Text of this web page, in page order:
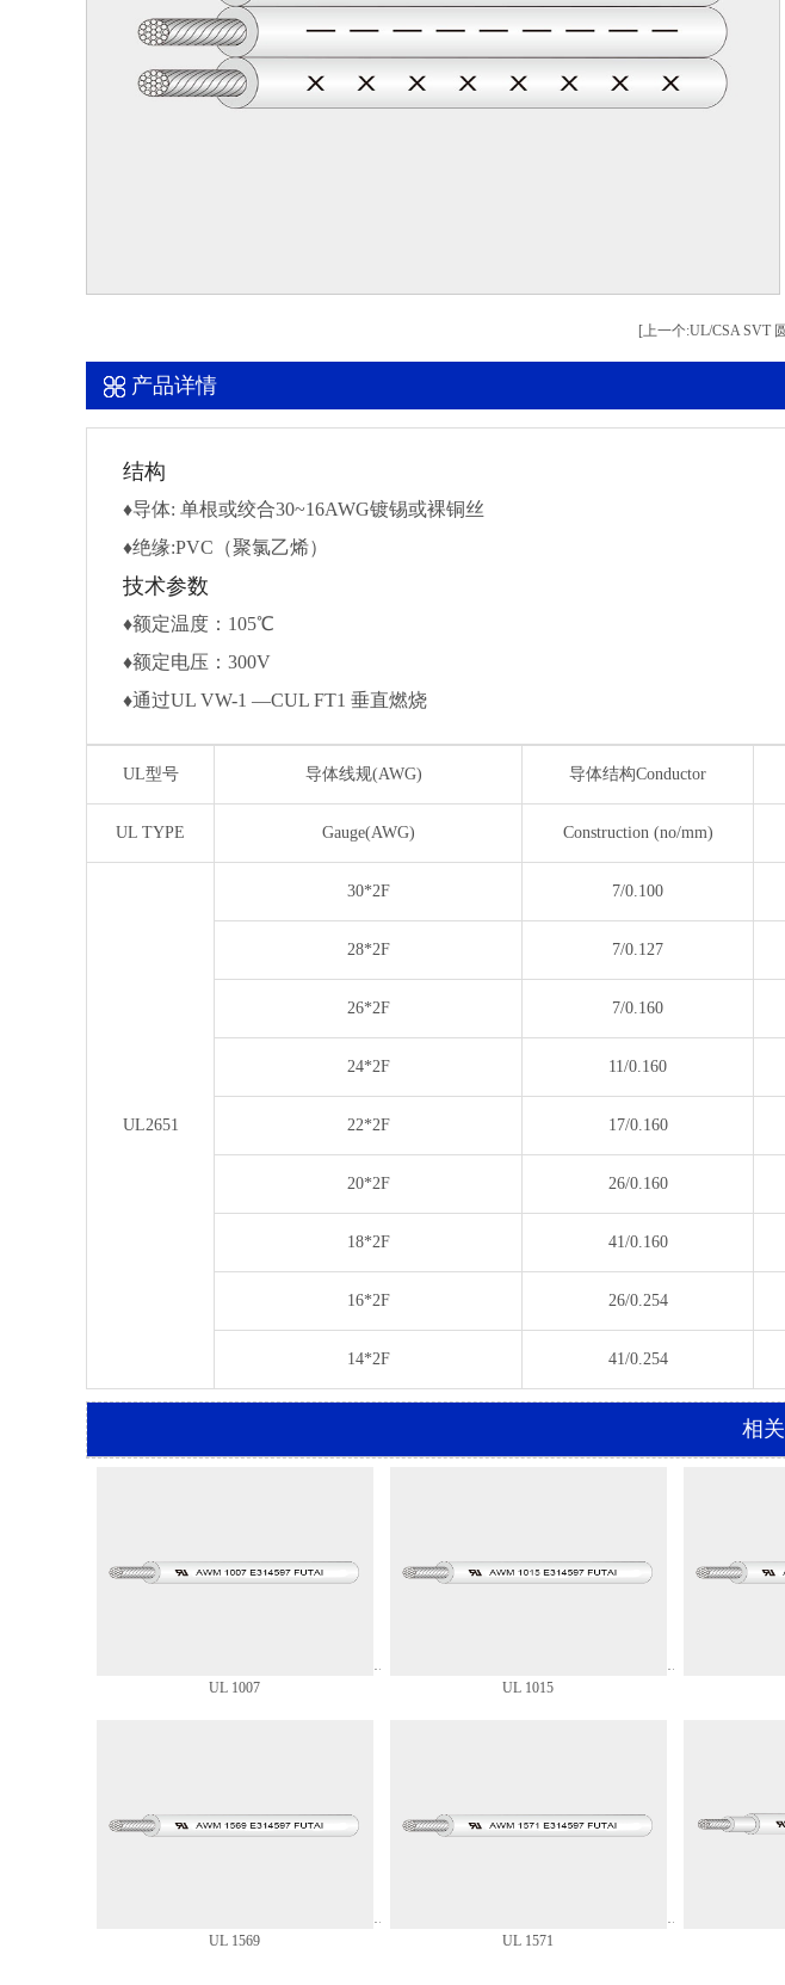
[上一个:UL/CSA SVT
产品详情
结构
♦导体: 单根或绞合30~16AWG镀锡或裸铜丝
♦绝缘:PVC（聚氯乙烯）
技术参数
♦额定温度：105℃
♦额定电压：300V
♦通过UL VW-1 —CUL FT1 垂直燃烧
UL型号 导体线规(AWG) 导体结构Conductor
UL TYPE Gauge(AWG) Construction (no/mm)
UL2651
30*2F 7/0.100
28*2F 7/0.127
26*2F 7/0.160
24*2F 11/0.160
22*2F 17/0.160
20*2F 26/0.160
18*2F 41/0.160
16*2F 26/0.254
14*2F 41/0.254
相
UL 1007 UL 1015
UL 1569 UL 1571